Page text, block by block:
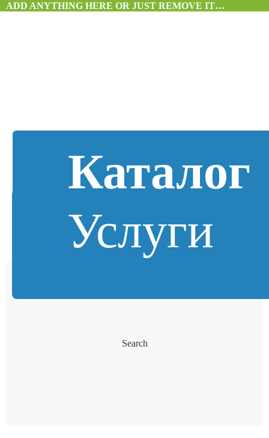
ADD ANYTHING HERE OR JUST REMOVE IT…
Каталог
Услуги
Search